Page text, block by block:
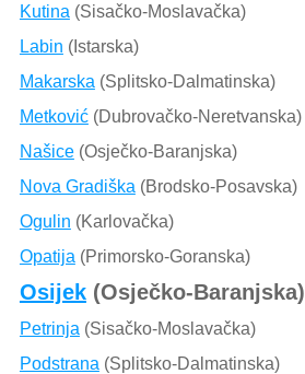
Kutina (Sisačko-Moslavačka)
Labin (Istarska)
Makarska (Splitsko-Dalmatinska)
Metković(Dubrovačko-Neretvanska)
Našice(Osječko-Baranjska)
Nova Gradiška (Brodsko-Posavska)
Ogulin (Karlovačka)
Opatija (Primorsko-Goranska)
Osijek(Osječko-Baranjska)
Petrinja (Sisačko-Moslavačka)
Podstrana (Splitsko-Dalmatinska)